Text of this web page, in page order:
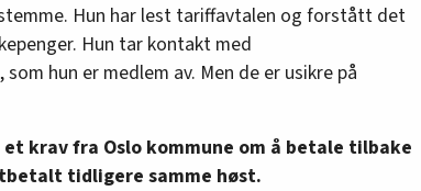
Hun har lest tariffavtalen og forstått det
Hun tar kontakt med
hun er medlem av. Men de er usikre på
krav fra Oslo kommune om å betale tilbake
tidligere samme høst.